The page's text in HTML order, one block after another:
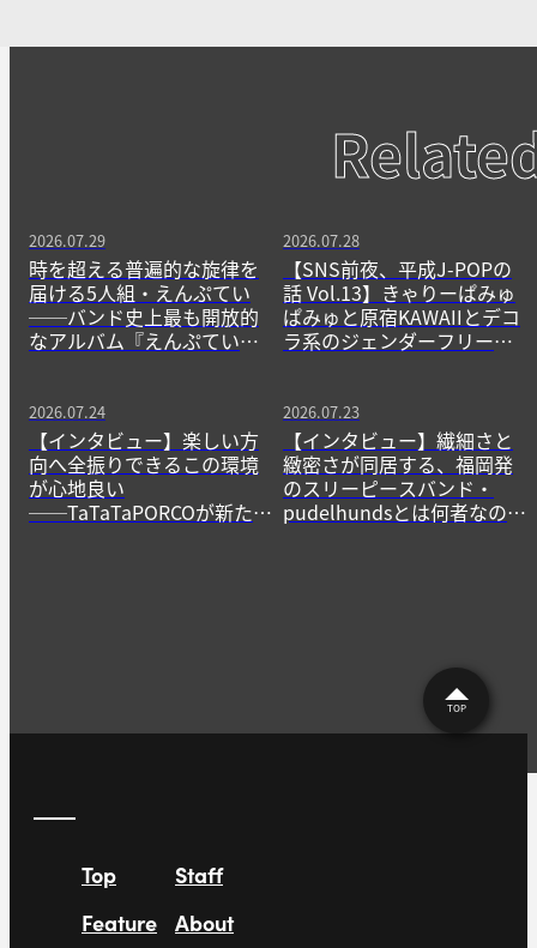
2026.07.29
時を超える普遍的な旋律を
届ける5人組・えんぷてい
──バンド史上最も開放的
なアルバム『えんぷてい』
2026.07.28
【SNS前夜、平成J-POPの
話 Vol.13】きゃりーぱみゅ
ぱみゅと原宿KAWAIIとデコ
ラ系のジェンダーフリーな
2026.07.24
【インタビュー】楽しい方
向へ全振りできるこの環境
が心地良い
──TaTaTaPORCOが新たに
2026.07.23
【インタビュー】繊細さと
緻密さが同居する、福岡発
のスリーピースバンド・
pudelhundsとは何者なの
TOP
Top
Feature
Staff
About